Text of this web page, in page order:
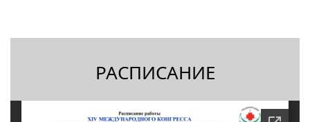
РАСПИСАНИЕ